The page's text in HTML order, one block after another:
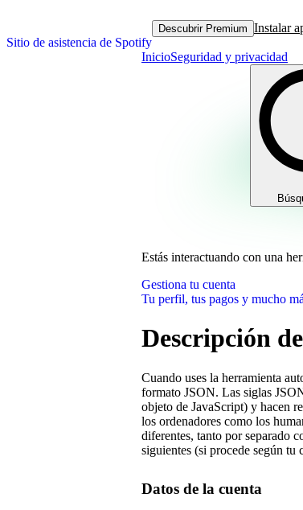
Sitio de asistencia de Spotify
Descubrir Premium Instalar
InicioSeguridad y privacidad
Estás interactuando con una
Gestiona tu cuenta
Tu perfil, tus pagos y mucho
Descripción
Cuando uses la herramienta
formato JSON. Las siglas
objeto de JavaScript) y hacen
los ordenadores como los
diferentes, tanto por separado
siguientes (si procede según tu
Datos de la cuenta